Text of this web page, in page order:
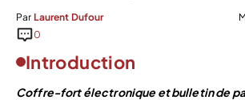
Par Laurent Dufour
0
Introduction
Coffre-fort électronique et bulletin de